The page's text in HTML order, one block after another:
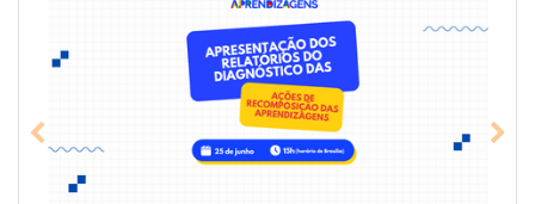
Previous